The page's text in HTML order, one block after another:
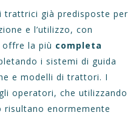
trattrici già predisposte per
e l’utilizzo, con
la più completa
i sistemi di guida
e modelli di trattori. I
operatori, che utilizzando
enormemente